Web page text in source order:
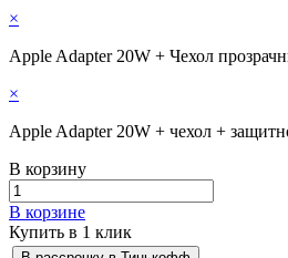
×
Apple Adapter 20W + Чехол
×
Apple Adapter 20W + чехол +
В корзину
В корзине
Купить в 1 клик